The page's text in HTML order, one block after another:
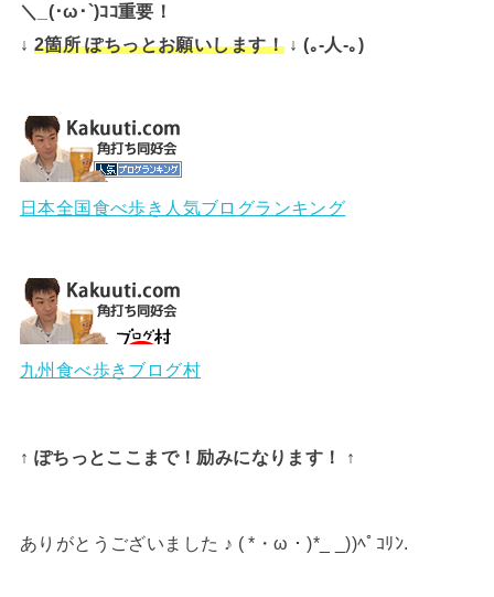
＼_(･ω･`)ｺｺ重要！
↓ 2箇所 ぽちっとお願いします！↓ (｡-人-｡)
日本全国食べ歩き人気ブログランキング
九州食べ歩きブログ村
↑ ぽちっとここまで！励みになります！ ↑
ありがとうございました ♪ ( *・ω・)*_ _))ﾍﾟｺﾘﾝ.